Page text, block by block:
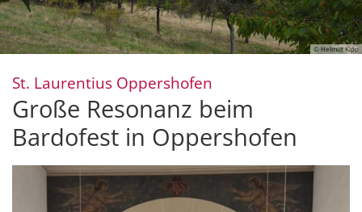
© Helmut Kipp
St. Laurentius Oppershofen
Große Resonanz beim
Bardofest in Oppershofen